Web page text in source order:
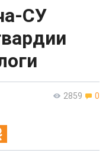
СУ
2859 0